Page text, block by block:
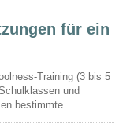
für ein
Training (3 bis 5
und
bestimmte …